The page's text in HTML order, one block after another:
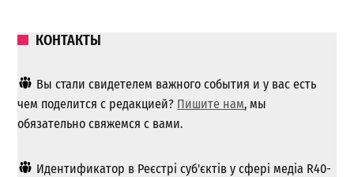
КОНТАКТЫ
Вы стали свидетелем важного события и у вас есть
чем поделится с редакцией? Пишите нам, мы
обязательно свяжемся с вами.
Идентификатор в Реєстрі суб'єктів у сфері медіа R40-